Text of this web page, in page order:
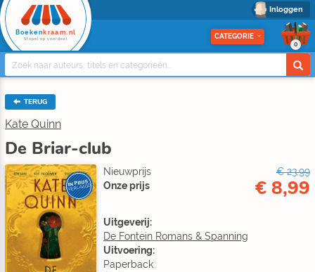
Inloggen
Boeken kraam.nl
Stapel op voordeel CATEGORIE
0
TERUG
Kate Quinn
De Briar-club
IN PRIJS
VERLAAGD
Nieuwprijs
€ 23,99
Onze prijs
€ 8,99
Uitgeverij:
De Fontein Romans & Spanning
Uitvoering:
Paperback